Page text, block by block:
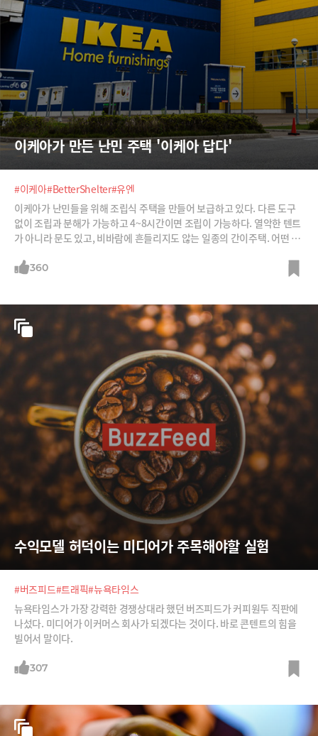
이케아가 만든 난민 주택 '이케아 답다'
#이케아#BetterShelter#유엔
이케아가 난민들을 위해 조립식 주택을 만들어 보급하고 있다. 다른 도구
없이 조립과 분해가 가능하고 4~8시간이면 조립이 가능하다. 열악한 텐트
가 아니라 문도 있고, 비바람에 흔들리지도 않는 일종의 간이주택. 어떤 주
360
수익모델 허덕이는 미디어가 주목해야할 실험
#버즈피드#트래픽#뉴욕타임스
뉴욕타임스가 가장 강력한 경쟁상대라 했던 버즈피드가 커피원두 직판에
나섰다. 미디어가 이커머스 회사가 되겠다는 것이다. 바로 콘텐트의 힘을
빌어서 말이다.
307